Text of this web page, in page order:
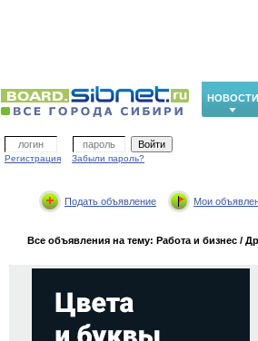
НОВОСТИ
Регистрация Забыли пароль?
Подать объявление Мои
Все объявления на тему: Работа и бизнес /